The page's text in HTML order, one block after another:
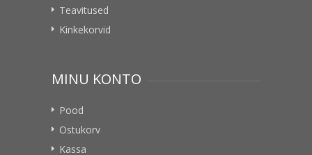
Teavitused
Kinkekorvid
MINU KONTO
Pood
Ostukorv
Kassa